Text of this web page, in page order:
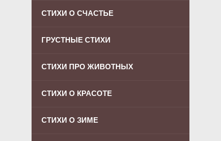
СТИХИ О СЧАСТЬЕ
ГРУСТНЫЕ СТИХИ
СТИХИ ПРО ЖИВОТНЫХ
СТИХИ О КРАСОТЕ
СТИХИ О ЗИМЕ